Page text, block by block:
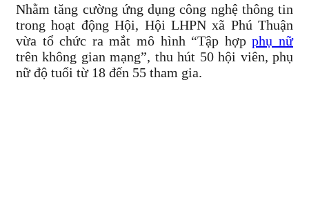
Nhằm tăng cường ứng dụng công nghệ thông tin
trong hoạt động Hội, Hội LHPN xã Phú Thuận
vừa tổ chức ra mắt mô hình “Tập hợpphụ nữ
trên không gian mạng”, thu hút 50 hội viên, phụ
nữ độ tuổi từ 18 đến 55 tham gia.